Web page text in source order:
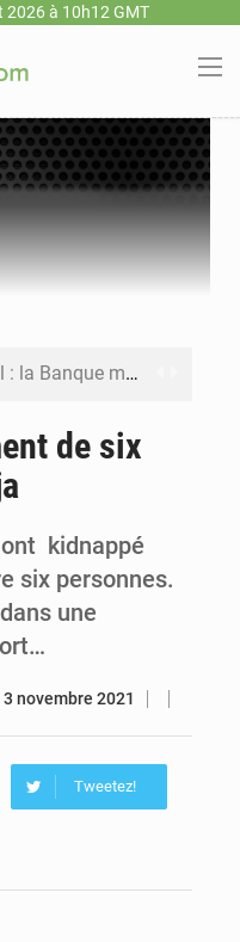
2026 à 10h12 GMT
Sénégal : la Banque mondiale annonce un financement de 340 milliards FCFA pour soutenir les priorités de la Vision Sénégal 2050
Sénégal : le niveau du fleuve Sénégal poursuit sa montée à Podor, les autorités appellent à la vigilance
Sénégal : Ousmane Diagne prêtera serment le 11 août comme président du Conseil constitutionnel
de six
kidnappé
six personnes.
une
3 novembre 2021
Tweetez!